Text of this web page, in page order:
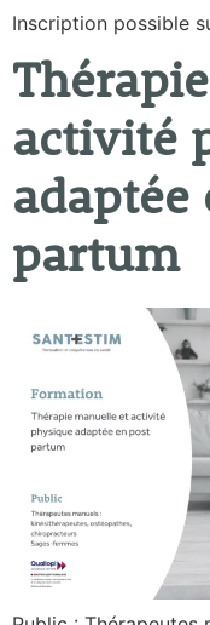
Inscription possible
activité
adaptée
partum